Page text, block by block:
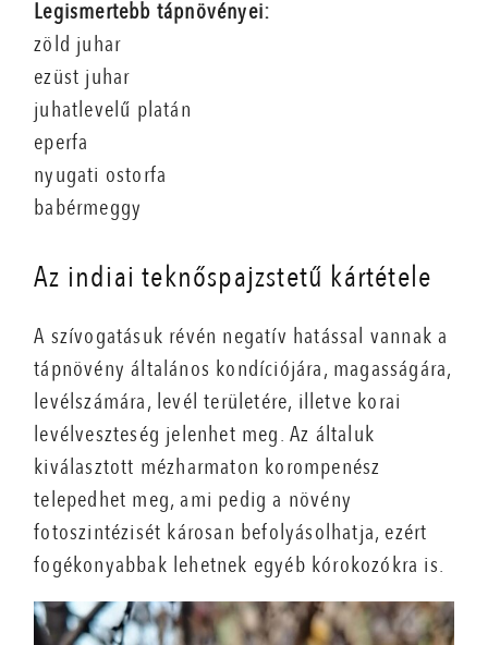
Legismertebb tápnövényei:
zöld juhar
ezüst juhar
juhatlevelű platán
eperfa
nyugati ostorfa
babérmeggy
Az indiai teknőspajzstetű kártétele
A szívogatásuk révén negatív hatással vannak a
tápnövény általános kondíciójára, magasságára,
levélszámára, levél területére, illetve korai
levélveszteség jelenhet meg. Az általuk
kiválasztott mézharmaton korompenész
telepedhet meg, ami pedig a növény
fotoszintézisét károsan befolyásolhatja, ezért
fogékonyabbak lehetnek egyéb kórokozókra is.